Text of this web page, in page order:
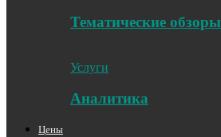
Тематические обзоры
Услуги
Аналитика
Цены